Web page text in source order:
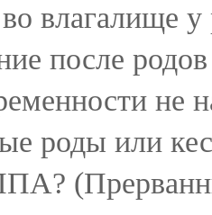
влагалище
после родов
не
роды или